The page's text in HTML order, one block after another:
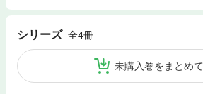
シリーズ 全4冊
未購入巻をまとめ